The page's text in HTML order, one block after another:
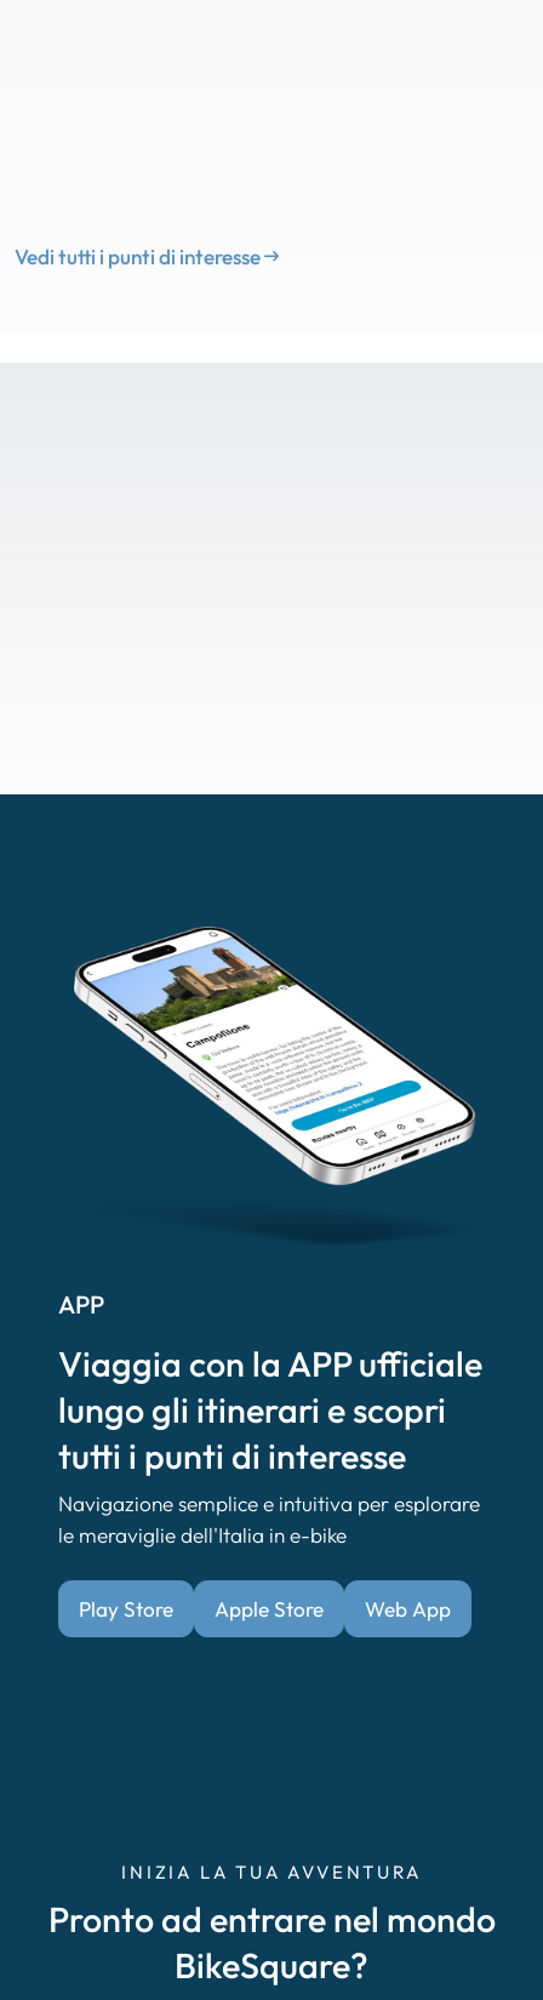
Vedi tutti i punti di interesse
APP
Viaggia con la APP ufficiale
lungo gli itinerari e scopri
tutti i punti di interesse
Navigazione semplice e intuitiva per esplorare
le meraviglie dell'Italia in e-bike
Play Store Apple Store Web App
INIZIA LA TUA AVVENTURA
Pronto ad entrare nel mondo
BikeSquare?